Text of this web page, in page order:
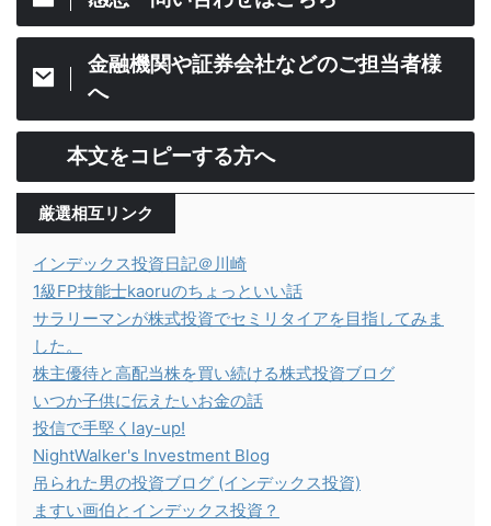
金融機関や証券会社などのご担当者様
へ
本文をコピーする方へ
厳選相互リンク
インデックス投資日記＠川崎
1級FP技能士kaoruのちょっといい話
サラリーマンが株式投資でセミリタイアを目指してみま
した。
株主優待と高配当株を買い続ける株式投資ブログ
いつか子供に伝えたいお金の話
投信で手堅くlay-up!
NightWalker's Investment Blog
吊られた男の投資ブログ (インデックス投資)
ますい画伯とインデックス投資？